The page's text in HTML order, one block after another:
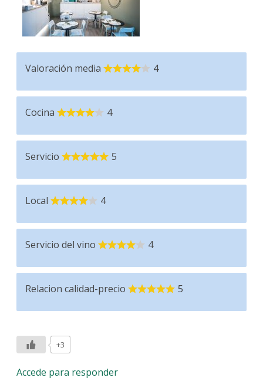
Valoración media 4
Cocina 4
Servicio 5
Local 4
Servicio del vino 4
Relacion calidad-precio 5
+3
Accede para responder